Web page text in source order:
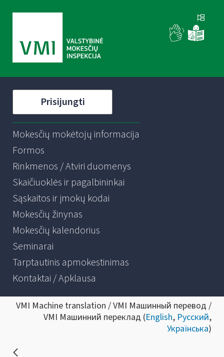
Prisijungti
Mokesčių mokėtojų informacija
Formos
Rinkmenos / Atviri duomenys
Skaičiuoklės ir pagalbininkai
Sąskaitos ir įmokų kodai
Mokesčių žinynas
Mokesčių kalendorius
Seminarai
Tarptautinis apmokestinimas
Kontaktai / Apklausa
VMI Machine translation / VMI Машинный перевод /
VMI Машинний переклад (English, Русский,
Українська)